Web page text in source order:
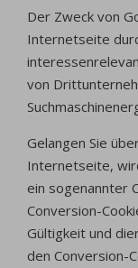
Der Zweck von
Internetseite
von
Gelangen Sie
Internetseite,
ein sogenannter
Conversion-
Gültigkeit und
den Conversion-